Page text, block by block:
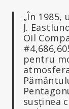
„În
J.
Oil
pentru
susținea